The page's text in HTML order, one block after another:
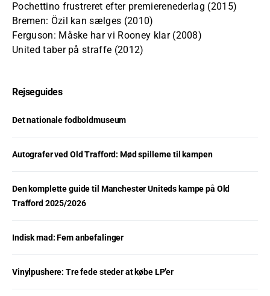
Pochettino frustreret efter premierenederlag (2015)
Bremen: Özil kan sælges (2010)
Ferguson: Måske har vi Rooney klar (2008)
United taber på straffe (2012)
Rejseguides
Det nationale fodboldmuseum
Autografer ved Old Trafford: Mød spillerne til kampen
Den komplette guide til Manchester Uniteds kampe på Old
Trafford 2025/2026
Indisk mad: Fem anbefalinger
Vinylpushere: Tre fede steder at købe LP’er